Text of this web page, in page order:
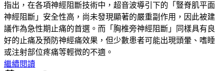
指出，在各項神經阻斷技術中，超音波導引下的「豎脊肌平面
神經阻斷」安全性高，尚未發現顯著的嚴重副作用，因此被建
議作為急性期止痛的首選。而「胸椎旁神經阻斷」同樣具有良
好的止痛及預防神經痛效果，但少數患者可能出現頭暈、嗜睡
或注射部位疼痛等輕微的不適。
繼續閱讀